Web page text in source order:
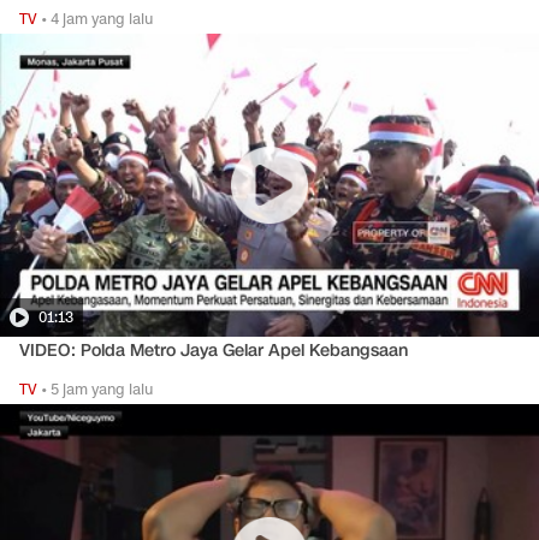
TV •4 jam yang lalu
01:13
VIDEO: Polda Metro Jaya Gelar Apel Kebangsaan
TV • 5 jam yang lalu